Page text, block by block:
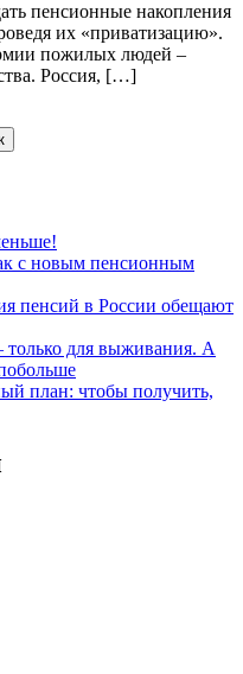
пенсионные накопления
их «приватизацию».
пожилых людей –
Россия, […]
с новым пенсионным
пенсий в России обещают
для выживания. А
план: чтобы получить,